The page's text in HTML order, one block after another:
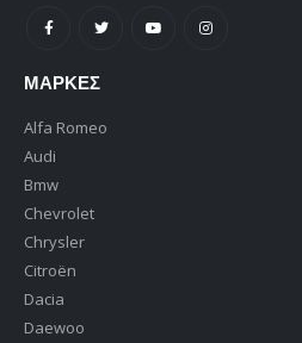
ΜΆΡΚΕΣ
Alfa Romeo
Audi
Bmw
Chevrolet
Chrysler
Citroën
Dacia
Daewoo